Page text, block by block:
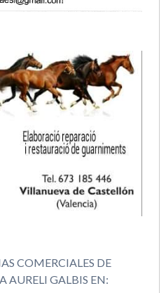
COMERCIALES DE
AURELI GALBIS EN: